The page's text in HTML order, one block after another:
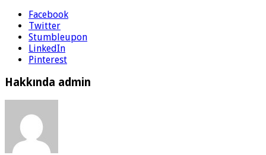
Facebook
Twitter
Stumbleupon
LinkedIn
Pinterest
Hakkında admin